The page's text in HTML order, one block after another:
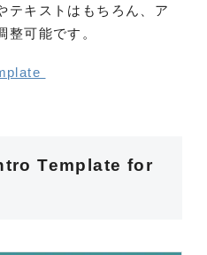
テキストはもちろん、ア
整可能です。
Template for